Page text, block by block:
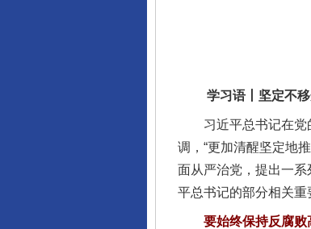
学习语丨坚定不移
习近平总书记在党的
调，“更加清醒坚定地
面从严治党，提出一
平总书记的部分相关重
要始终保持反腐败